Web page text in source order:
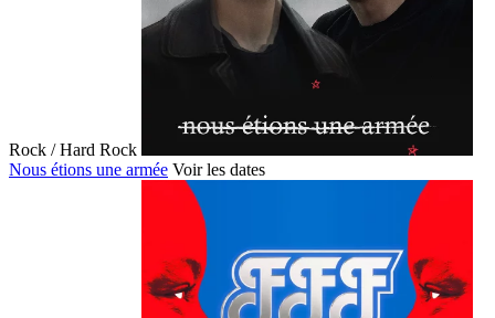
Rock / Hard Rock
Nous étions une armée Voir les dates